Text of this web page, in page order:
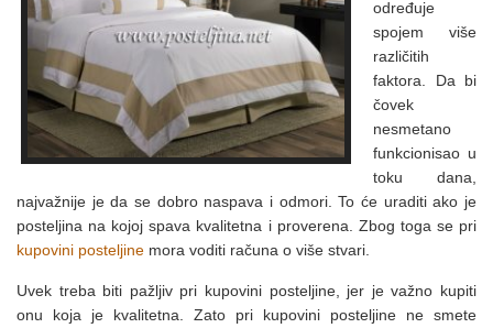
određuje
spojem više
različitih
faktora. Da bi
čovek
nesmetano
funkcionisao u
toku dana,
najvažnije je da se dobro naspava i odmori. To će uraditi ako je
posteljina na kojoj spava kvalitetna i proverena. Zbog toga se pri
kupovini posteljine mora voditi računa o više stvari.
Uvek treba biti pažljiv pri kupovini posteljine, jer je važno kupiti
onu koja je kvalitetna. Zato pri kupovini posteljine ne smete